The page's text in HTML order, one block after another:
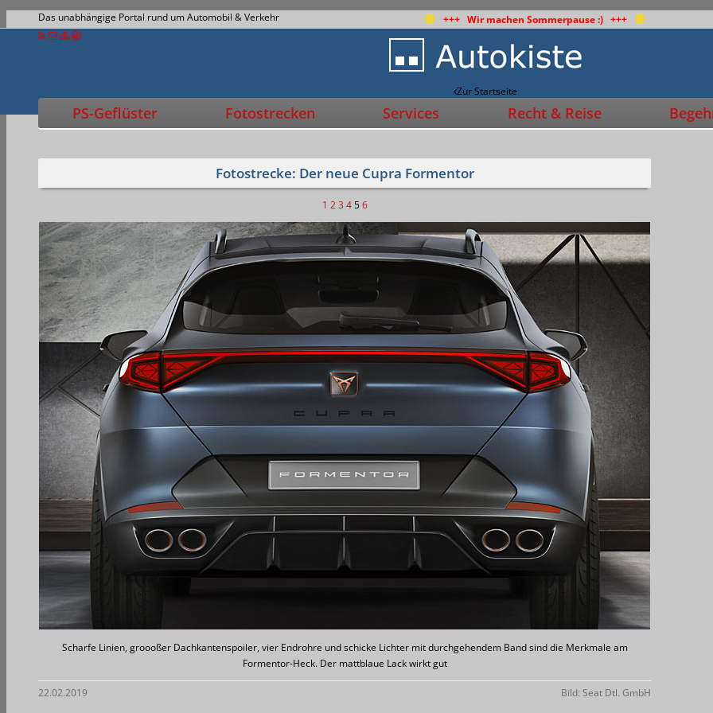
Das unabhängige Portal rund um Automobil & Verkehr +++ Wir machen Sommerpause :) +++
Zur Startseite
PS-Geflüster Fotostrecken Services Recht & Reise
Fotostrecke: Der neue Cupra Formentor
1 2 3 4 5 6
Scharfe Linien, groooßer Dachkantenspoiler, vier Endrohre und schicke Lichter mit durchgehendem Band sind die Merkmale am
Formentor-Heck. Der mattblaue Lack wirkt gut
22.02.2019 Bild: Seat Dtl. GmbH